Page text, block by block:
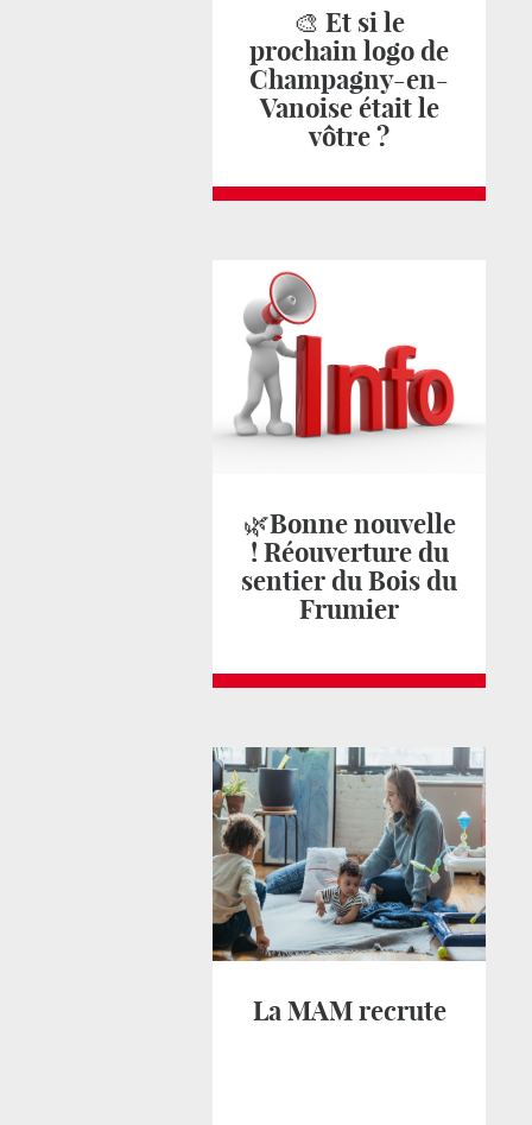
🎨 Et si le
prochain logo de
Champagny-en-
Vanoise était le
vôtre ?
🌿Bonne nouvelle
! Réouverture du
sentier du Bois du
Frumier
La MAM recrute